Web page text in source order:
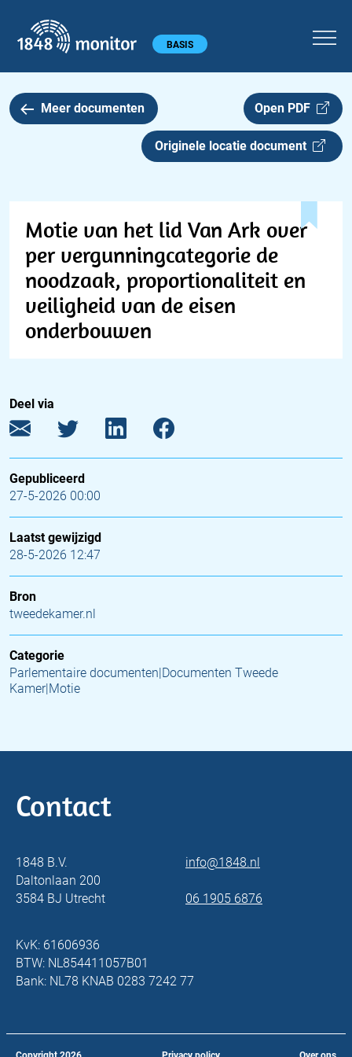
Hoofdmenu BASIS
Meer documenten Open PDF
Originele locatie document
Motie van het lid Van Ark over
per vergunningcategorie de
noodzaak, proportionaliteit en
veiligheid van de eisen
onderbouwen
Deel via
Gepubliceerd
27-5-2026 00:00
Laatst gewijzigd
28-5-2026 12:47
Bron
tweedekamer.nl
Categorie
Parlementaire documenten|Documenten Tweede
Kamer|Motie
Contact
1848 B.V.
Daltonlaan 200
3584 BJ Utrecht
info@1848.nl
06 1905 6876
KvK: 61606936
BTW: NL854411057B01
Bank: NL78 KNAB 0283 7242 77